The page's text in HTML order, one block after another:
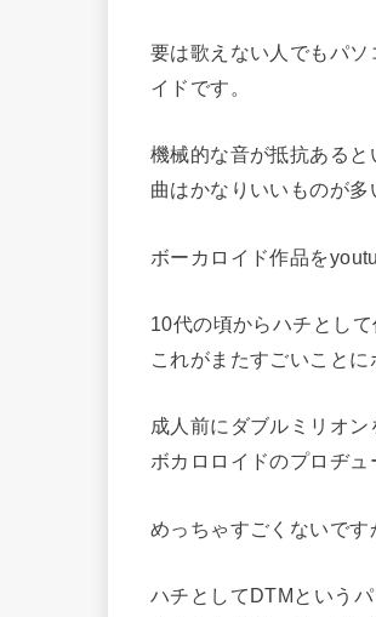
要は歌えない人でもパ
イドです。
機械的な音が抵抗あると
曲はかなりいいものが多
ボーカロイド作品を
10代の頃からハチとし
これがまたすごいことに
成人前にダブルミリオン
ボカロロイドのプロヂュ
めっちゃすごくないです
ハチとしてDTMという